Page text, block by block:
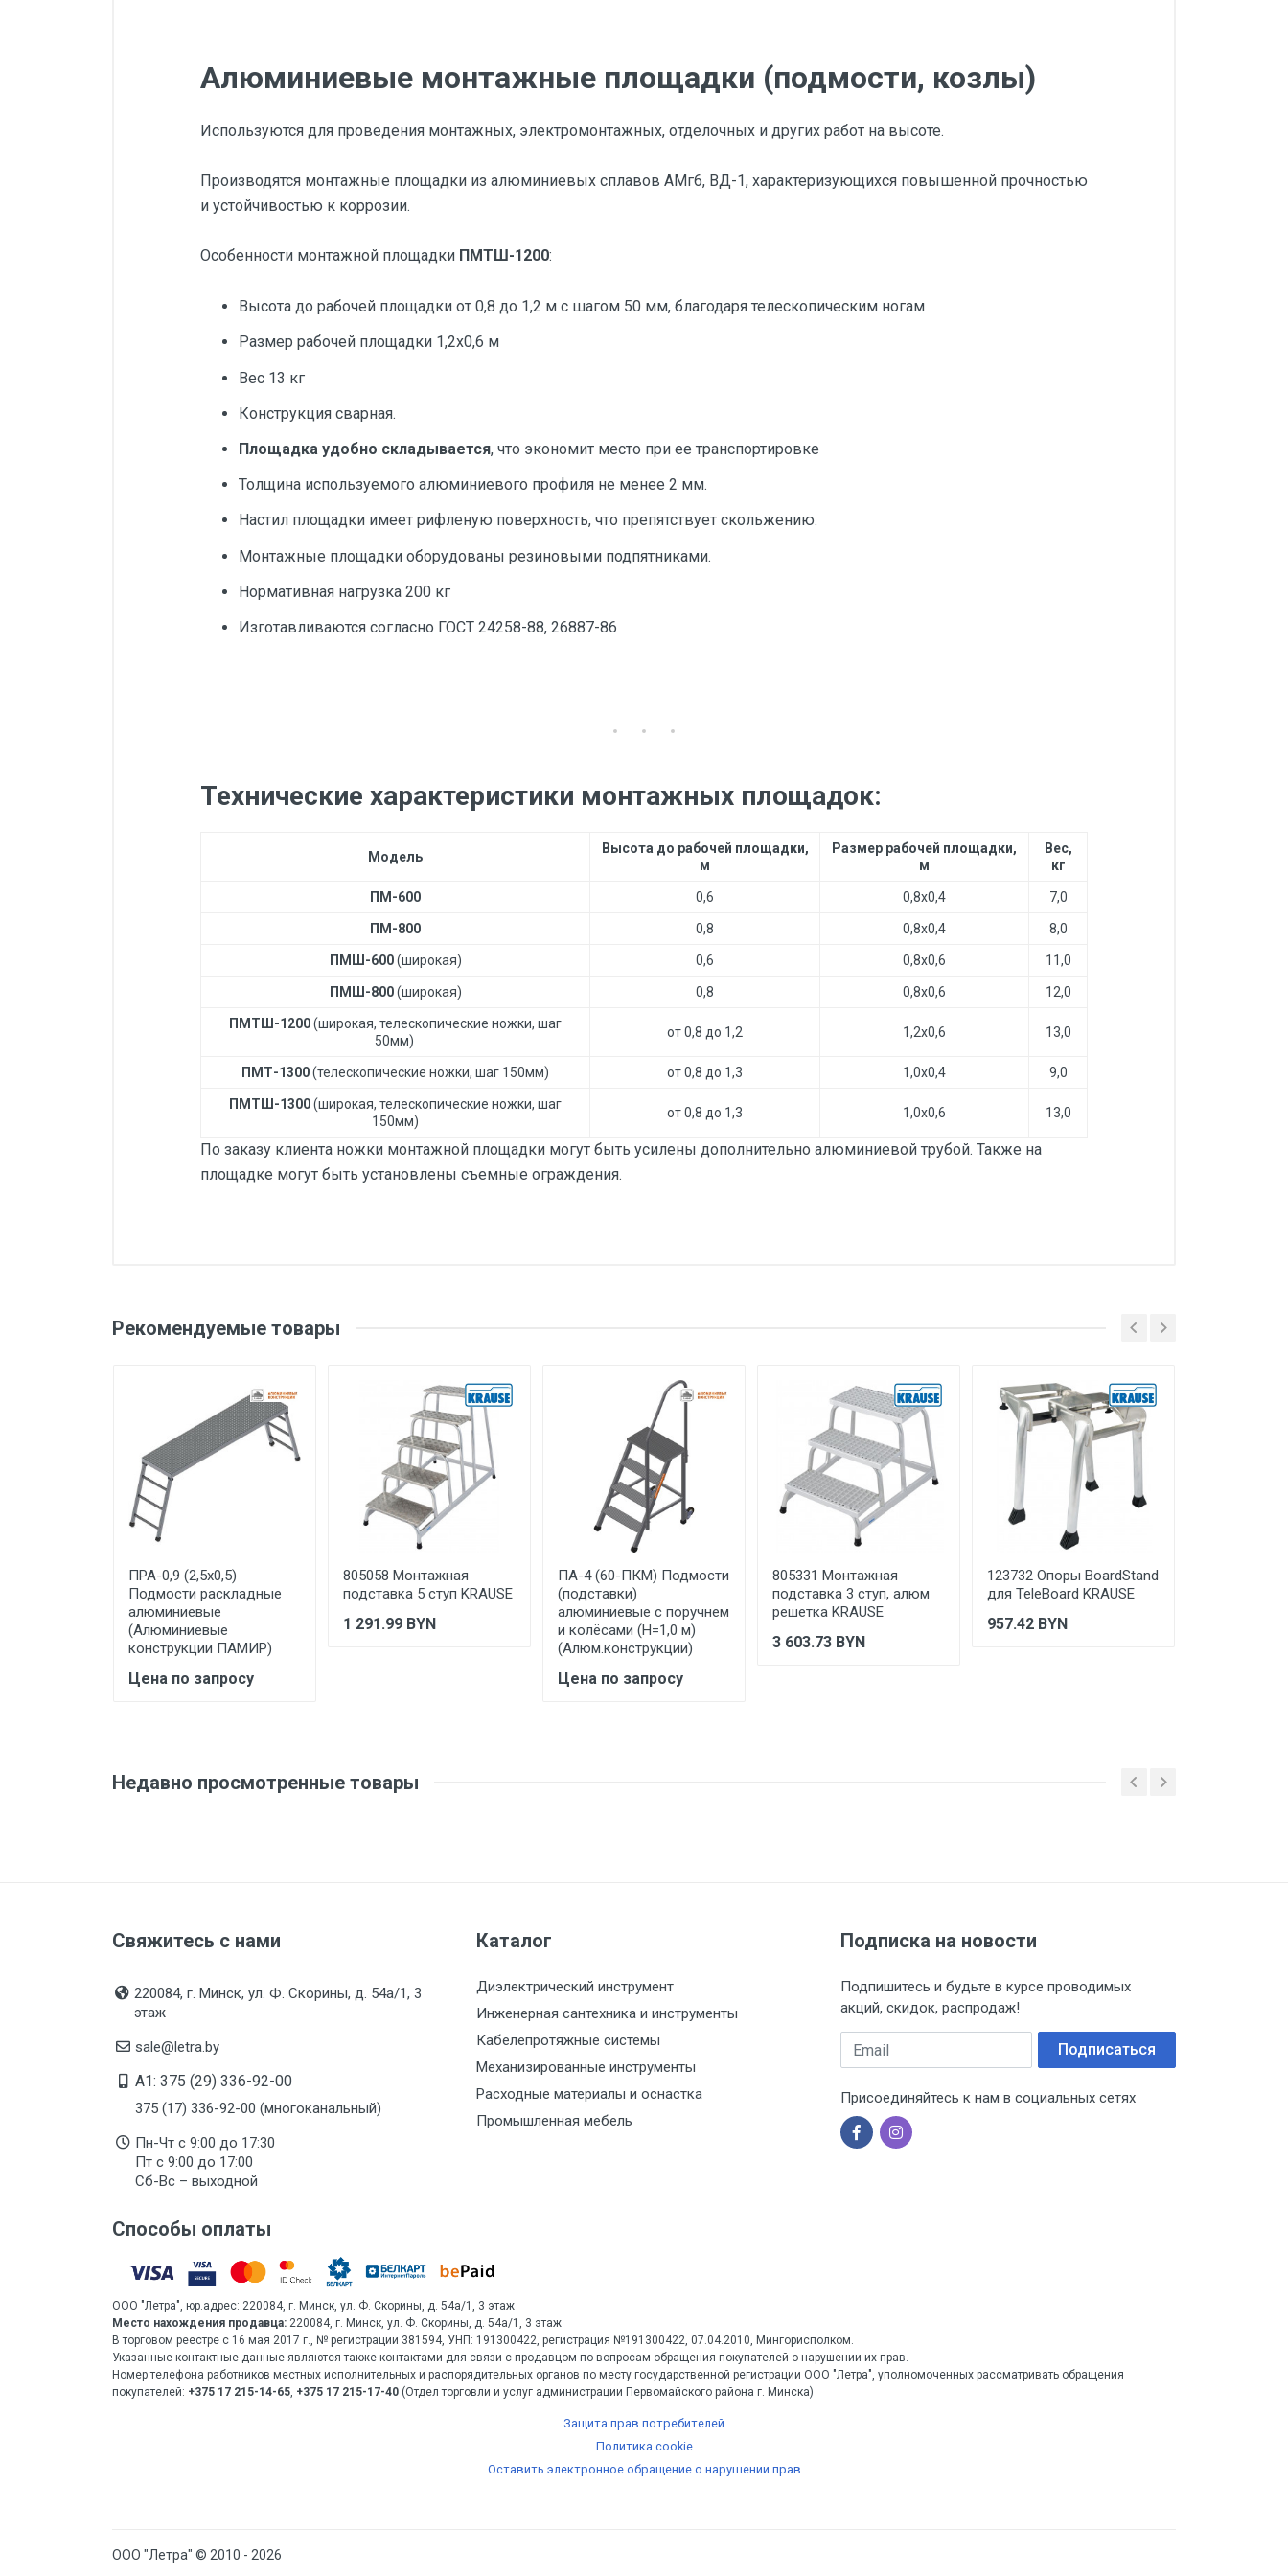
Алюминиевые монтажные площадки (подмости, козлы)
Используются для проведения монтажных, электромонтажных, отделочных и других работ на высоте.
Производятся монтажные площадки из алюминиевых сплавов АМг6, ВД-1, характеризующихся повышенной прочностью
и устойчивостью к коррозии.
Особенности монтажной площадки ПМТШ-1200:
Высота до рабочей площадки от 0,8 до 1,2 м с шагом 50 мм, благодаря телескопическим ногам
Размер рабочей площадки 1,2х0,6 м
Вес 13 кг
Конструкция сварная.
Площадка удобно складывается, что экономит место при ее транспортировке
Толщина используемого алюминиевого профиля не менее 2 мм.
Настил площадки имеет рифленую поверхность, что препятствует скольжению.
Монтажные площадки оборудованы резиновыми подпятниками.
Нормативная нагрузка 200 кг
Изготавливаются согласно ГОСТ 24258-88, 26887-86
Технические характеристики монтажных площадок:
Модель
Высота до рабочей площадки,
м
Размер рабочей площадки,
м
Вес,
кг
ПМ-600 0,6 0,8х0,4 7,0
ПМ-800 0,8 0,8х0,4 8,0
ПМШ-600(широкая) 0,6 0,8х0,6 11,0
ПМШ-800(широкая) 0,8 0,8х0,6 12,0
ПМТШ-1200(широкая, телескопические ножки, шаг
50мм)
от 0,8 до 1,2 1,2х0,6 13,0
ПМТ-1300(телескопические ножки, шаг 150мм) от 0,8 до 1,3 1,0х0,4 9,0
ПМТШ-1300(широкая, телескопические ножки, шаг
150мм)
от 0,8 до 1,3 1,0х0,6 13,0
По заказу клиента ножки монтажной площадки могут быть усилены дополнительно алюминиевой трубой. Также на
площадке могут быть установлены съемные ограждения.
площадки, м
Рабочая высота (max), м
3.2
Тип товара
Монтажная площадка
алюминий (Al)
1 штука весит 13 килограммов.
Производитель и место
нахождения
ЗЭМИ Новолюкс ООО, Россия, Кемеровская область, г. Новокузнецк, ш. Кузнецкое, д. 12/4
Страна производства
Указан на упаковке / в паспорте товара
соответствия
Ваше сообщение
Отправить отзыв
Рекомендуемые товары
ПРА-0,9 (2,5х0,5)
Подмости раскладные
алюминиевые
(Алюминиевые
конструкции ПАМИР)
Цена по запросу
805058 Монтажная
подставка 5 ступ KRAUSE
1 291.99 BYN
ПА-4 (60-ПКМ) Подмости
(подставки)
алюминиевые с поручнем
и колёсами (H=1,0 м)
(Алюм.конструкции)
Цена по запросу
805331 Монтажная
подставка 3 ступ, алюм
решетка KRAUSE
3 603.73 BYN
123732 Опоры BoardStand
для TeleBoard KRAUSE
957.42 BYN
Недавно просмотренные товары
Свяжитесь с нами
220084, г. Минск, ул. Ф. Скорины, д. 54а/1, 3
этаж
sale@letra.by
A1: 375 (29) 336-92-00
375 (17) 336-92-00 (многоканальный)
Пн-Чт с 9:00 до 17:30
Пт с 9:00 до 17:00
Сб-Вс – выходной
Каталог
Диэлектрический инструмент
Инженерная сантехника и инструменты
Кабелепротяжные системы
Механизированные инструменты
Расходные материалы и оснастка
Промышленная мебель
Подписка на новости
Подпишитесь и будьте в курсе проводимых
акций, скидок, распродаж!
Email Подписаться
Присоединяйтесь к нам в социальных сетях
Способы оплаты
ООО "Летра", юр.адрес: 220084, г. Минск, ул. Ф. Скорины, д. 54а/1, 3 этаж
Место нахождения продавца: 220084, г. Минск, ул. Ф. Скорины, д. 54а/1, 3 этаж
В торговом реестре с 16 мая 2017 г., № регистрации 381594, УНП: 191300422, регистрация №191300422, 07.04.2010, Мингорисполком.
Указанные контактные данные являются также контактами для связи с продавцом по вопросам обращения покупателей о нарушении их прав.
Номер телефона работников местных исполнительных и распорядительных органов по месту государственной регистрации ООО "Летра", уполномоченных рассматривать обращения
покупателей: +375 17 215-14-65 +375 17 215-17-40 (Отдел торговли и услуг администрации Первомайского района г. Минска)
Защита прав потребителей
Политика cookie
Оставить электронное обращение о нарушении прав
ООО "Летра" © 2010 - 2026